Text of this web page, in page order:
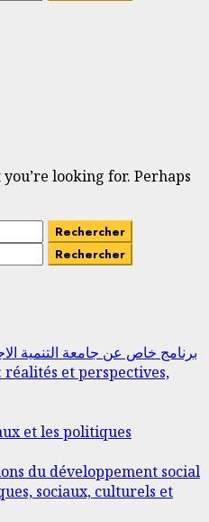
looking for. Perhaps
برنامج خاص عن جامعة التنمية
et perspectives,
et les politiques
du développement social
sociaux, culturels et